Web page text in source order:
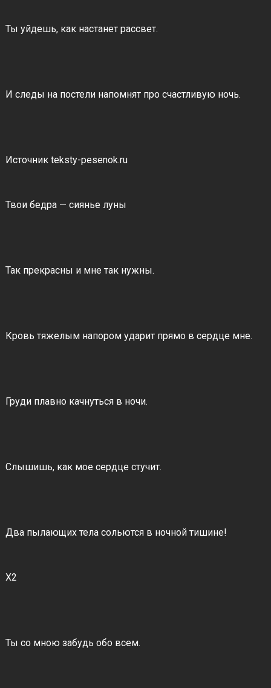
Ты уйдешь, как настанет рассвет.
И следы на постели напомнят про счастливую ночь.
Источник teksty-pesenok.ru
Твои бедра — сиянье луны
Так прекрасны и мне так нужны.
Кровь тяжелым напором ударит прямо в сердце мне.
Груди плавно качнуться в ночи.
Слышишь, как мое сердце стучит.
Два пылающих тела сольются в ночной тишине!
Х2
Ты со мною забудь обо всем.